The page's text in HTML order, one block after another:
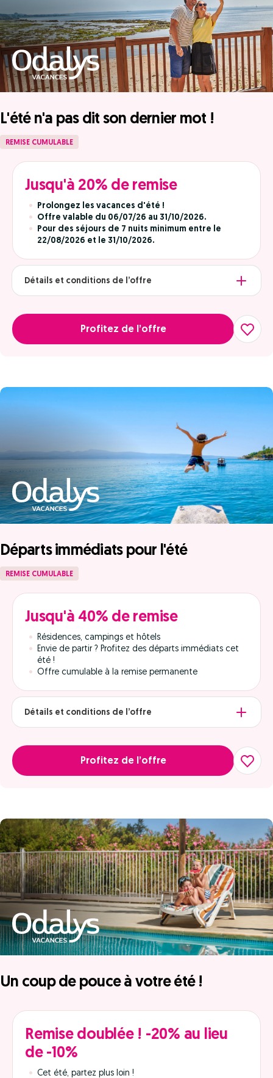
L'été n'a pas dit son dernier mot !
REMISE CUMULABLE
Jusqu'à 20% de remise
Prolongez les vacances d'été !
Offre valable du 06/07/26 au 31/10/2026.
Pour des séjours de 7 nuits minimum entre le
22/08/2026 et le 31/10/2026.
Détails et conditions de l’offre
Profitez de l’offre
Départs immédiats pour l'été
REMISE CUMULABLE
Jusqu'à 40% de remise
Résidences, campings et hôtels
Envie de partir ? Profitez des départs immédiats cet
été !
Offre cumulable à la remise permanente
Détails et conditions de l’offre
Profitez de l’offre
Un coup de pouce à votre été !
Remise doublée ! -20% au lieu
de -10%
Cet été, partez plus loin !